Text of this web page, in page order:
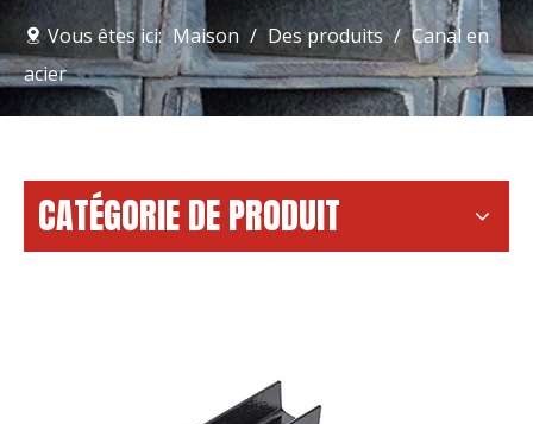
Vous êtes ici: Maison / Des produits / Canal en
acier
CATÉGORIE DE PRODUIT